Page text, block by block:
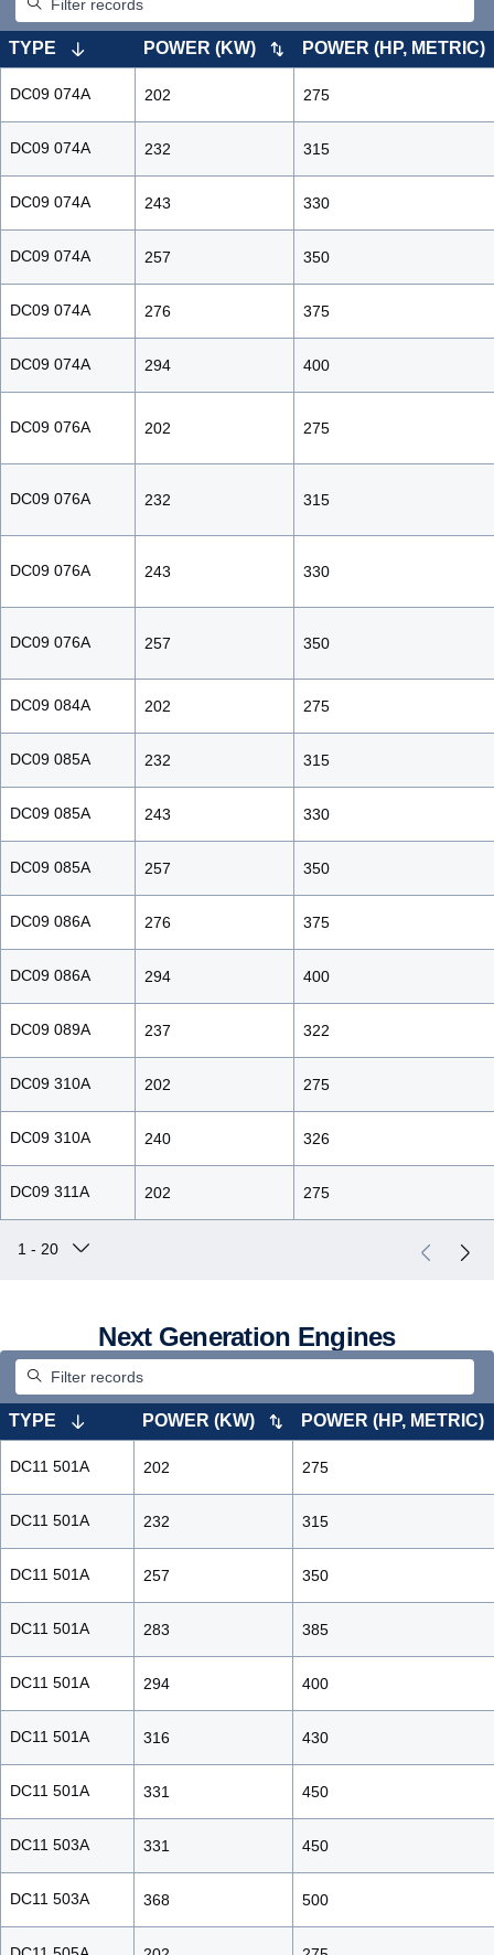
TYPE POWER (KW) POWER (HP, METRIC)
DC09 074A 202 275
DC09 074A 232 315
DC09 074A 243 330
DC09 074A 257 350
DC09 074A 276 375
DC09 074A 294 400
DC09 076A 202 275
DC09 076A 232 315
DC09 076A 243 330
DC09 076A 257 350
DC09 084A 202 275
DC09 085A 232 315
DC09 085A 243 330
DC09 085A 257 350
DC09 086A 276 375
DC09 086A 294 400
DC09 089A 237 322
DC09 310A 202 275
DC09 310A 240 326
DC09 311A 202 275
Next Genera­tion Engines
TYPE POWER (KW) POWER (HP, METRIC)
DC11 501A 202 275
DC11 501A 232 315
DC11 501A 257 350
DC11 501A 283 385
DC11 501A 294 400
DC11 501A 316 430
DC11 501A 331 450
DC11 503A 331 450
DC11 503A 368 500